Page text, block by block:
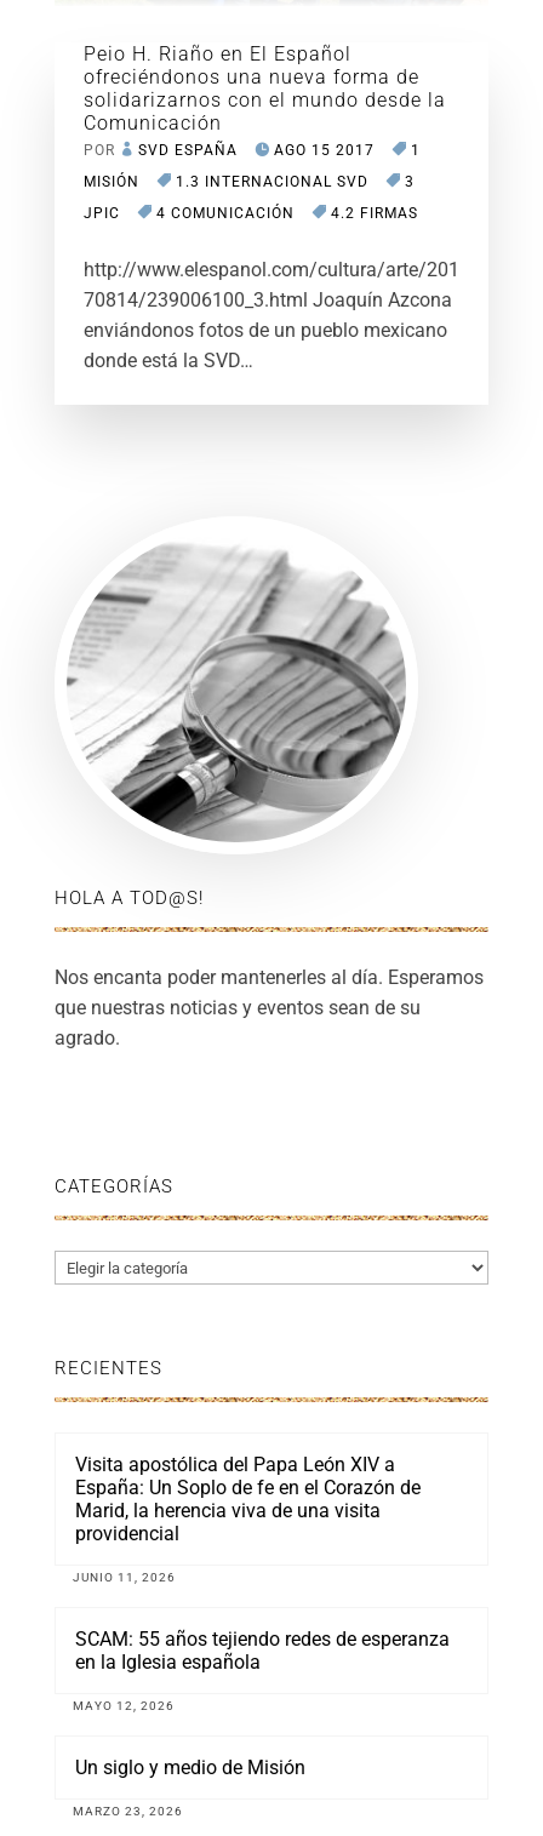
Peio H. Riaño en El Español
ofreciéndonos una nueva forma de
solidarizarnos con el mundo desde la
Comunicación
POR SVD ESPAÑA AGO 15 2017
1
MISIÓN
1.3 INTERNACIONAL SVD
3
JPIC
4 COMUNICACIÓN 4.2 FIRMAS
http://www.elespanol.com/cultura/arte/201
70814/239006100_3.html Joaquín Azcona
enviándonos fotos de un pueblo mexicano
donde está la SVD…
HOLA A TOD@S!
Nos encanta poder mantenerles al día. Esperamos
que nuestras noticias y eventos sean de su
agrado.
CATEGORÍAS
Categorías
RECIENTES
Visita apostólica del Papa León XIV a
España: Un Soplo de fe en el Corazón de
Marid, la herencia viva de una visita
providencial
JUNIO 11, 2026
SCAM: 55 años tejiendo redes de esperanza
en la Iglesia española
MAYO 12, 2026
Un siglo y medio de Misión
MARZO 23, 2026